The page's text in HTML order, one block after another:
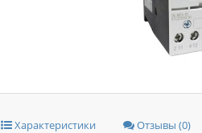
Характеристики Отзывы (0)